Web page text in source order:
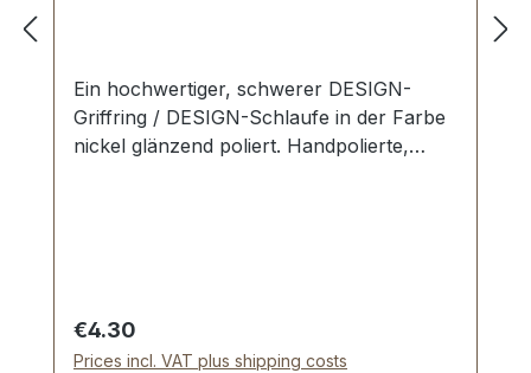
Ein hochwertiger, schwerer DESIGN-
Griffring / DESIGN-Schlaufe in der Farbe
nickel glänzend poliert. Handpolierte,
Regular price:
€4.30
Prices incl. VAT plus shipping costs